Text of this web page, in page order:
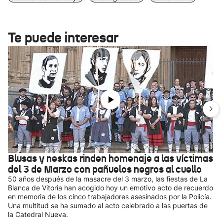
Te puede interesar
Blusas y neskas rinden homenaje a las víctimas
del 3 de Marzo con pañuelos negros al cuello
50 años después de la masacre del 3 marzo, las fiestas de La
Blanca de Vitoria han acogido hoy un emotivo acto de recuerdo
en memoria de los cinco trabajadores asesinados por la Policía.
Una multitud se ha sumado al acto celebrado a las puertas de
la Catedral Nueva.